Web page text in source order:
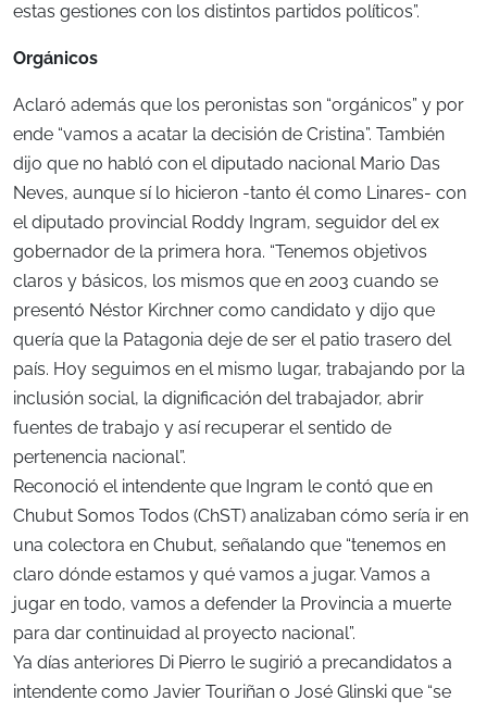
estas gestiones con los distintos partidos políticos”.
Orgánicos
Aclaró además que los peronistas son “orgánicos” y por
ende “vamos a acatar la decisión de Cristina”. También
dijo que no habló con el diputado nacional Mario Das
Neves, aunque sí lo hicieron -tanto él como Linares- con
el diputado provincial Roddy Ingram, seguidor del ex
gobernador de la primera hora. “Tenemos objetivos
claros y básicos, los mismos que en 2003 cuando se
presentó Néstor Kirchner como candidato y dijo que
quería que la Patagonia deje de ser el patio trasero del
país. Hoy seguimos en el mismo lugar, trabajando por la
inclusión social, la dignificación del trabajador, abrir
fuentes de trabajo y así recuperar el sentido de
pertenencia nacional”.
Reconoció el intendente que Ingram le contó que en
Chubut Somos Todos (ChST) analizaban cómo sería ir en
una colectora en Chubut, señalando que “tenemos en
claro dónde estamos y qué vamos a jugar. Vamos a
jugar en todo, vamos a defender la Provincia a muerte
para dar continuidad al proyecto nacional”.
Ya días anteriores Di Pierro le sugirió a precandidatos a
intendente como Javier Touriñan o José Glinski que “se